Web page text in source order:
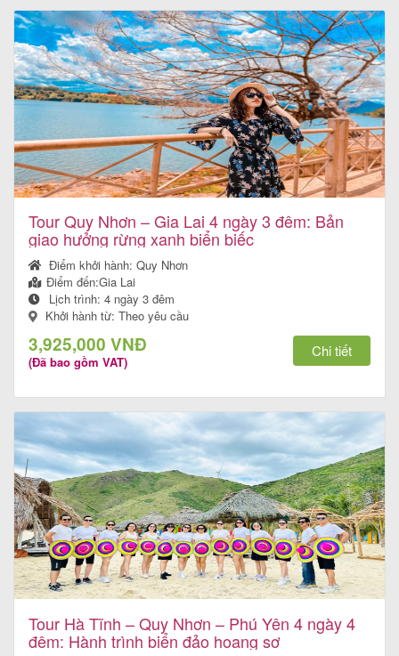
Liên
hệ
Tour Quy Nhơn – Gia Lai 4 ngày 3 đêm: Bản
giao hưởng rừng xanh biển biếc
Điểm khởi hành:Quy Nhơn
Điểm đến:Gia Lai
Lịch trình:4 ngày 3 đêm
Khởi hành từ: Theo yêu cầu
3,925,000 VNĐ
(Đã bao gồm VAT)
Chi tiết
Tour Hà Tĩnh – Quy Nhơn – Phú Yên 4 ngày 4
đêm: Hành trình biển đảo hoang sơ